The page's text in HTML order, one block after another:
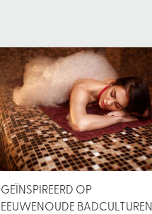
GEÏNSPIREERD OP
EEUWENOUDE BADCULTUREN